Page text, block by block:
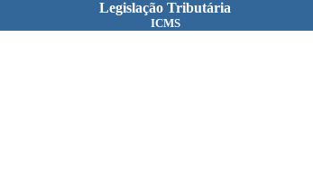
Legislação Tributária
ICMS